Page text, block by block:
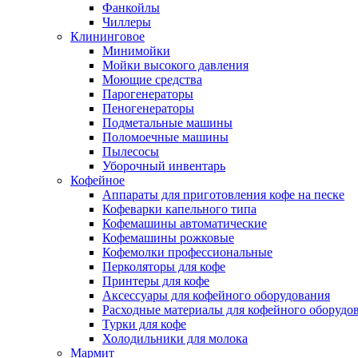
Фанкойлы
Чиллеры
Клининговое
Минимойки
Мойки высокого давления
Моющие средства
Парогенераторы
Пеногенераторы
Подметальные машины
Поломоечные машины
Пылесосы
Уборочный инвентарь
Кофейное
Аппараты для приготовления кофе на песке
Кофеварки капельного типа
Кофемашины автоматические
Кофемашины рожковые
Кофемолки профессиональные
Перколяторы для кофе
Принтеры для кофе
Аксессуары для кофейного оборудования
Расходные материалы для кофейного
Турки для кофе
Холодильники для молока
Мармит